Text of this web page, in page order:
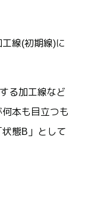
線(初期線)に
る加工線など
本も目立つも
態B」として